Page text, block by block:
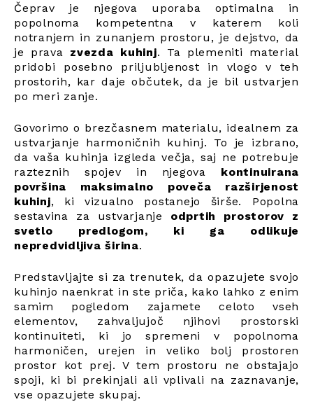
Čeprav je njegova uporaba optimalna in
popolnoma kompetentna v katerem koli
notranjem in zunanjem prostoru, je dejstvo, da
je prava zvezda kuhinj. Ta plemeniti material
pridobi posebno priljubljenost in vlogo v teh
prostorih, kar daje občutek, da je bil ustvarjen
po meri zanje.
Govorimo o brezčasnem materialu, idealnem za
ustvarjanje harmoničnih kuhinj. To je izbrano,
da vaša kuhinja izgleda večja, saj ne potrebuje
razteznih spojev in njegova kontinuirana
površina maksimalno poveča razširjenost
kuhinj, ki vizualno postanejo širše. Popolna
sestavina za ustvarjanje odprtih prostorov z
svetlo predlogom, ki ga odlikuje
nepredvidljiva širina.
Predstavljajte si za trenutek, da opazujete svojo
kuhinjo naenkrat in ste priča, kako lahko z enim
samim pogledom zajamete celoto vseh
elementov, zahvaljujoč njihovi prostorski
kontinuiteti, ki jo spremeni v popolnoma
harmoničen, urejen in veliko bolj prostoren
prostor kot prej. V tem prostoru ne obstajajo
spoji, ki bi prekinjali ali vplivali na zaznavanje,
vse opazujete skupaj.